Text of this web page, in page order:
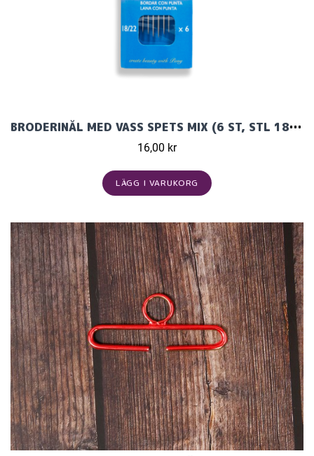
BRODERINÅL MED VASS SPETS MIX (6 ST, STL 18-22) CHENILLE
16,00 kr
LÄGG I VARUKORG